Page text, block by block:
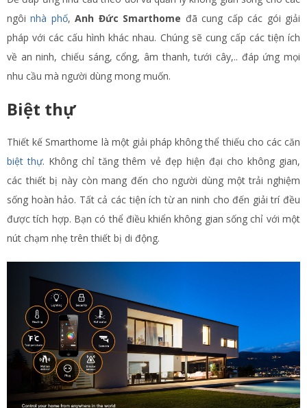
ngôinhà phố,Anh Đức Smarthome đã cung cấp các gói giải
pháp với các cấu hình khác nhau. Chúng sẽ cung cấp các tiện ích
về an ninh, chiếu sáng, cổng, âm thanh, tưới cây,.. đáp ứng mọi
nhu cầu mà người dùng mong muốn.
Biệt thự
Thiết kế Smarthome là một giải pháp không thể thiếu cho các căn
biệt thự. Không chỉ tăng thêm vẻ đẹp hiện đại cho không gian,
các thiết bị này còn mang đến cho người dùng một trải nghiệm
sống hoàn hảo. Tất cả các tiện ích từ an ninh cho đến giải trí đều
được tích hợp. Bạn có thể điều khiển không gian sống chỉ với một
nút chạm nhẹ trên thiết bị di động.